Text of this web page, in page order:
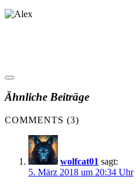
Ähnliche Beiträge
COMMENTS (3)
wolfcat01 sagt:
5. März 2018 um 20:34 Uhr